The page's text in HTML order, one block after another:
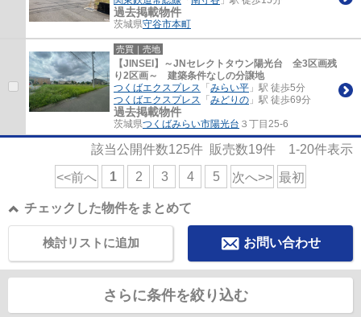
過去掲載物件
茨城県守谷市本町
売買｜売地
【JINSEI】～JNセレクトタウン陽光台 全3区画残
り2区画～ 建築条件なしの分譲地
つくばエクスプレス 「 みらい平 」駅 徒歩5分
つくばエクスプレス 「 みどりの 」駅 徒歩69分
過去掲載物件
茨城県つくばみらい市陽光台 ３丁目25-6
該当公開件数125件 販売数19件 1-20件表示
<<前へ 1 2 3 4 5 次へ>> 最初
チェックした物件をまとめて
お問い合わせ
検討リストに追加
さらに条件を絞り込む